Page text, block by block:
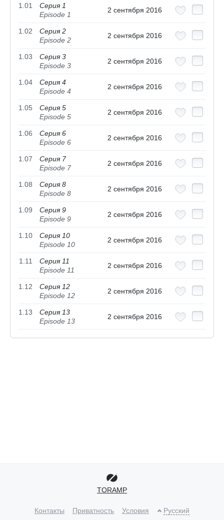
1.01
Серия 1
Episode 1
2 сентября 2016
1.02
Серия 2
Episode 2
2 сентября 2016
1.03
Серия 3
Episode 3
2 сентября 2016
1.04
Серия 4
Episode 4
2 сентября 2016
1.05
Серия 5
Episode 5
2 сентября 2016
1.06
Серия 6
Episode 6
2 сентября 2016
1.07
Серия 7
Episode 7
2 сентября 2016
1.08
Серия 8
Episode 8
2 сентября 2016
1.09
Серия 9
Episode 9
2 сентября 2016
1.10
Серия 10
Episode 10
2 сентября 2016
1.11
Серия 11
Episode 11
2 сентября 2016
1.12
Серия 12
Episode 12
2 сентября 2016
1.13
Серия 13
Episode 13
2 сентября 2016
TORAMP
Контакты Приватность Условия Русский